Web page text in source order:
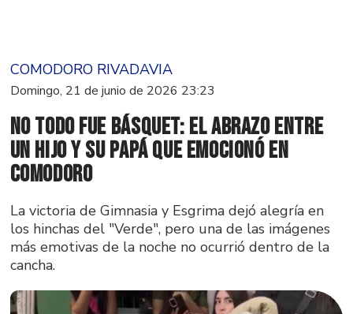
COMODORO RIVADAVIA
Domingo, 21 de junio de 2026 23:23
No todo fue básquet: el abrazo entre
un hijo y su papá que emocionó en
Comodoro
La victoria de Gimnasia y Esgrima dejó alegría en
los hinchas del "Verde", pero una de las imágenes
más emotivas de la noche no ocurrió dentro de la
cancha.